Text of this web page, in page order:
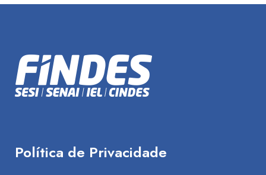
Política de Privacidade